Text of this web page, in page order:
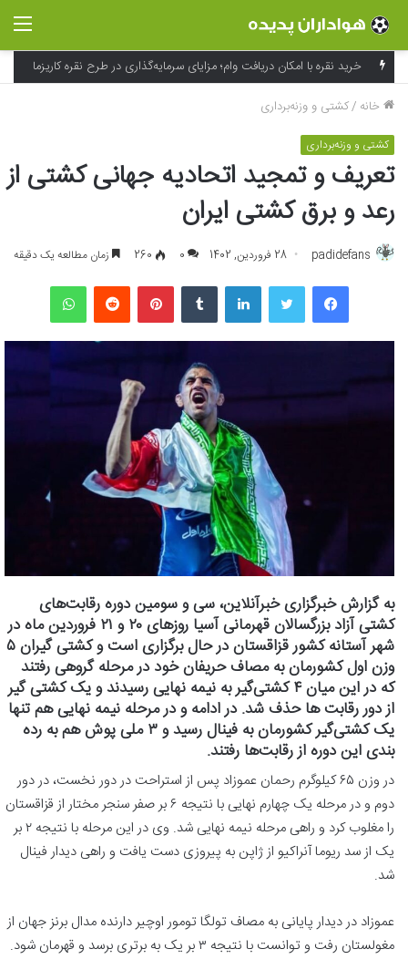
خانه /کشتی و وزنه‌برداری
کشتی و وزنه‌برداری
تعریف و تمجید اتحادیه جهانی کشتی از
رعد و برق کشتی ایران
padidefans 28 فروردین, 1402 0
260 زمان مطالعه یک دقیقه
فیسبوک لینکداین پینتریست
به گزارش خبرگزاری خبرآنلاین، سی و سومین دوره رقابت‌های
کشتی آزاد بزرگسالان قهرمانی آسیا روزهای ۲۰ و ۲۱ فروردین ماه در
شهر آستانه کشور قزاقستان در حال برگزاری است و کشتی گیران ۵
وزن اول کشورمان به مصاف حریفان خود در مرحله گروهی رفتند
که در این میان ۴ کشتی‌گیر به نیمه نهایی رسیدند و یک کشتی گیر
از دور رقابت ها حذف شد. در ادامه و در مرحله نیمه نهایی هم تنها
یک کشتی‌گیر کشورمان به فینال رسید و ۳ ملی پوش هم به رده
بندی این دوره از رقابت‌ها رفتند.
در وزن ۶۵ کیلوگرم رحمان عموزاد پس از استراحت در دور نخست، در دور
دوم و در مرحله یک چهارم نهایی با نتیجه ۶ بر صفر سنجر مختار از قزاقستان
را مغلوب کرد و راهی مرحله نیمه نهایی شد. وی در این مرحله با نتیجه ۲ بر
یک از سد ریوما آنراکیو از ژاپن به پیروزی دست یافت و راهی دیدار فینال
شد.
عموزاد در دیدار پایانی به مصاف تولگا تومور اوچیر دارنده مدال برنز جهان از
مغولستان رفت و توانست با نتیجه ۳ بر یک به برتری برسد و قهرمان شود.